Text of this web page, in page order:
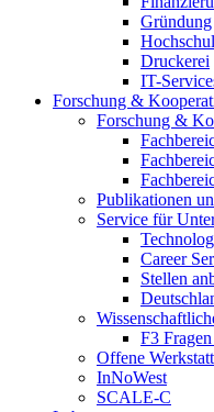
Gründung
Druckerei
IT-
Forschung &
Forschung &
Publikationen
Service für
Career
Stellen
F3
Offene Werkstatt
InNoWest
SCALE-C